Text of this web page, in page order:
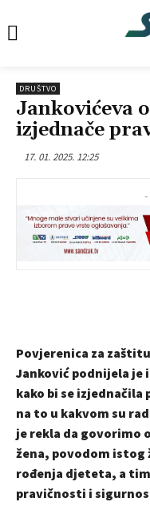
DRUŠTVO
Jankovićeva
izjednače
17. 01. 2025. 12:25
-
Povjerenica za
Janković podnijela je
kako bi se izjednačila
na to u kakvom su
je rekla da govorimo
žena, povodom
rođenja djeteta, a
pravičnosti i